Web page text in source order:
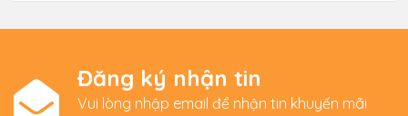
Đăng ký nhận tin
Vui lòng nhập email để nhận tin khuyến mãi